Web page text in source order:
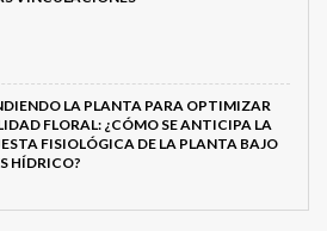
LA PLANTA PARA OPTIMIZAR
FLORAL: ¿CÓMO SE ANTICIPA LA
FISIOLÓGICA DE LA PLANTA BAJO
HÍDRICO?